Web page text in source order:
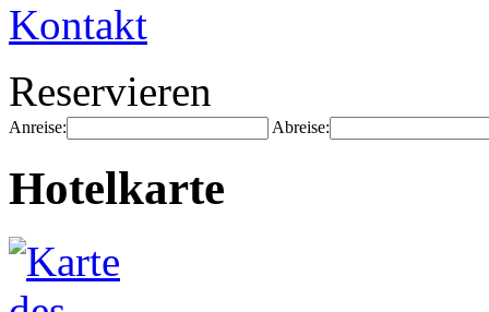
Kontakt
Reservieren
Anreise: Abreise:
Hotelkarte